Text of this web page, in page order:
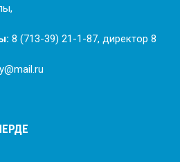
8 (713-39) 21-1-87, директор 8